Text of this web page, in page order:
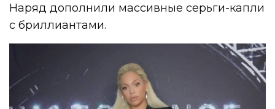
Наряд дополнили массивные серьги-капли
с бриллиантами.